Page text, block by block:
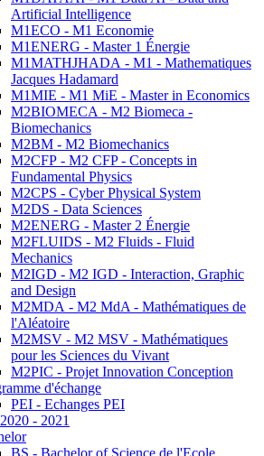
Artificial Intelligence
M1ECO - M1 Economie
M1ENERG - Master 1 Énergie
M1MATHJHADA - M1 - Mathematiques
Jacques Hadamard
M1MIE - M1 MiE - Master in Economics
M2BIOMECA - M2 Biomeca -
Biomechanics
M2BM - M2 Biomechanics
M2CFP - M2 CFP - Concepts in
Fundamental Physics
M2CPS - Cyber Physical System
M2DS - Data Sciences
M2ENERG - Master 2 Énergie
M2FLUIDS - M2 Fluids - Fluid
Mechanics
M2IGD - M2 IGD - Interaction, Graphic
and Design
M2MDA - M2 MdA - Mathématiques de
l'Aléatoire
M2MSV - M2 MSV - Mathématiques
pour les Sciences du Vivant
M2PIC - Projet Innovation Conception
d'échange
PEI - Echanges PEI
- 2021
BS - Bachelor of Science de l'Ecole